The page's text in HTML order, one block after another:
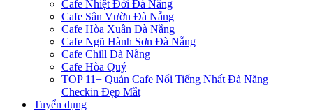
Cafe Nhiệt Đới Đà Nẵng
Cafe Sân Vườn Đà Nẵng
Cafe Hòa Xuân Đà Nẵng
Cafe Ngũ Hành Sơn Đà Nẵng
Cafe Chill Đà Nẵng
Cafe Hòa Quý
TOP 11+ Quán Cafe Nổi Tiếng Nhất Đà Năng
Checkin Đẹp Mắt
Tuyển dụng